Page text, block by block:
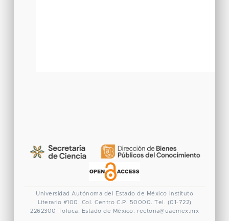
Universidad Autónoma del Estado de México
Instituto
Literario #100. Col. Centro C.P. 50000. Tel. (01-722)
2262300 Toluca, Estado de México. rectoria@uaemex.mx